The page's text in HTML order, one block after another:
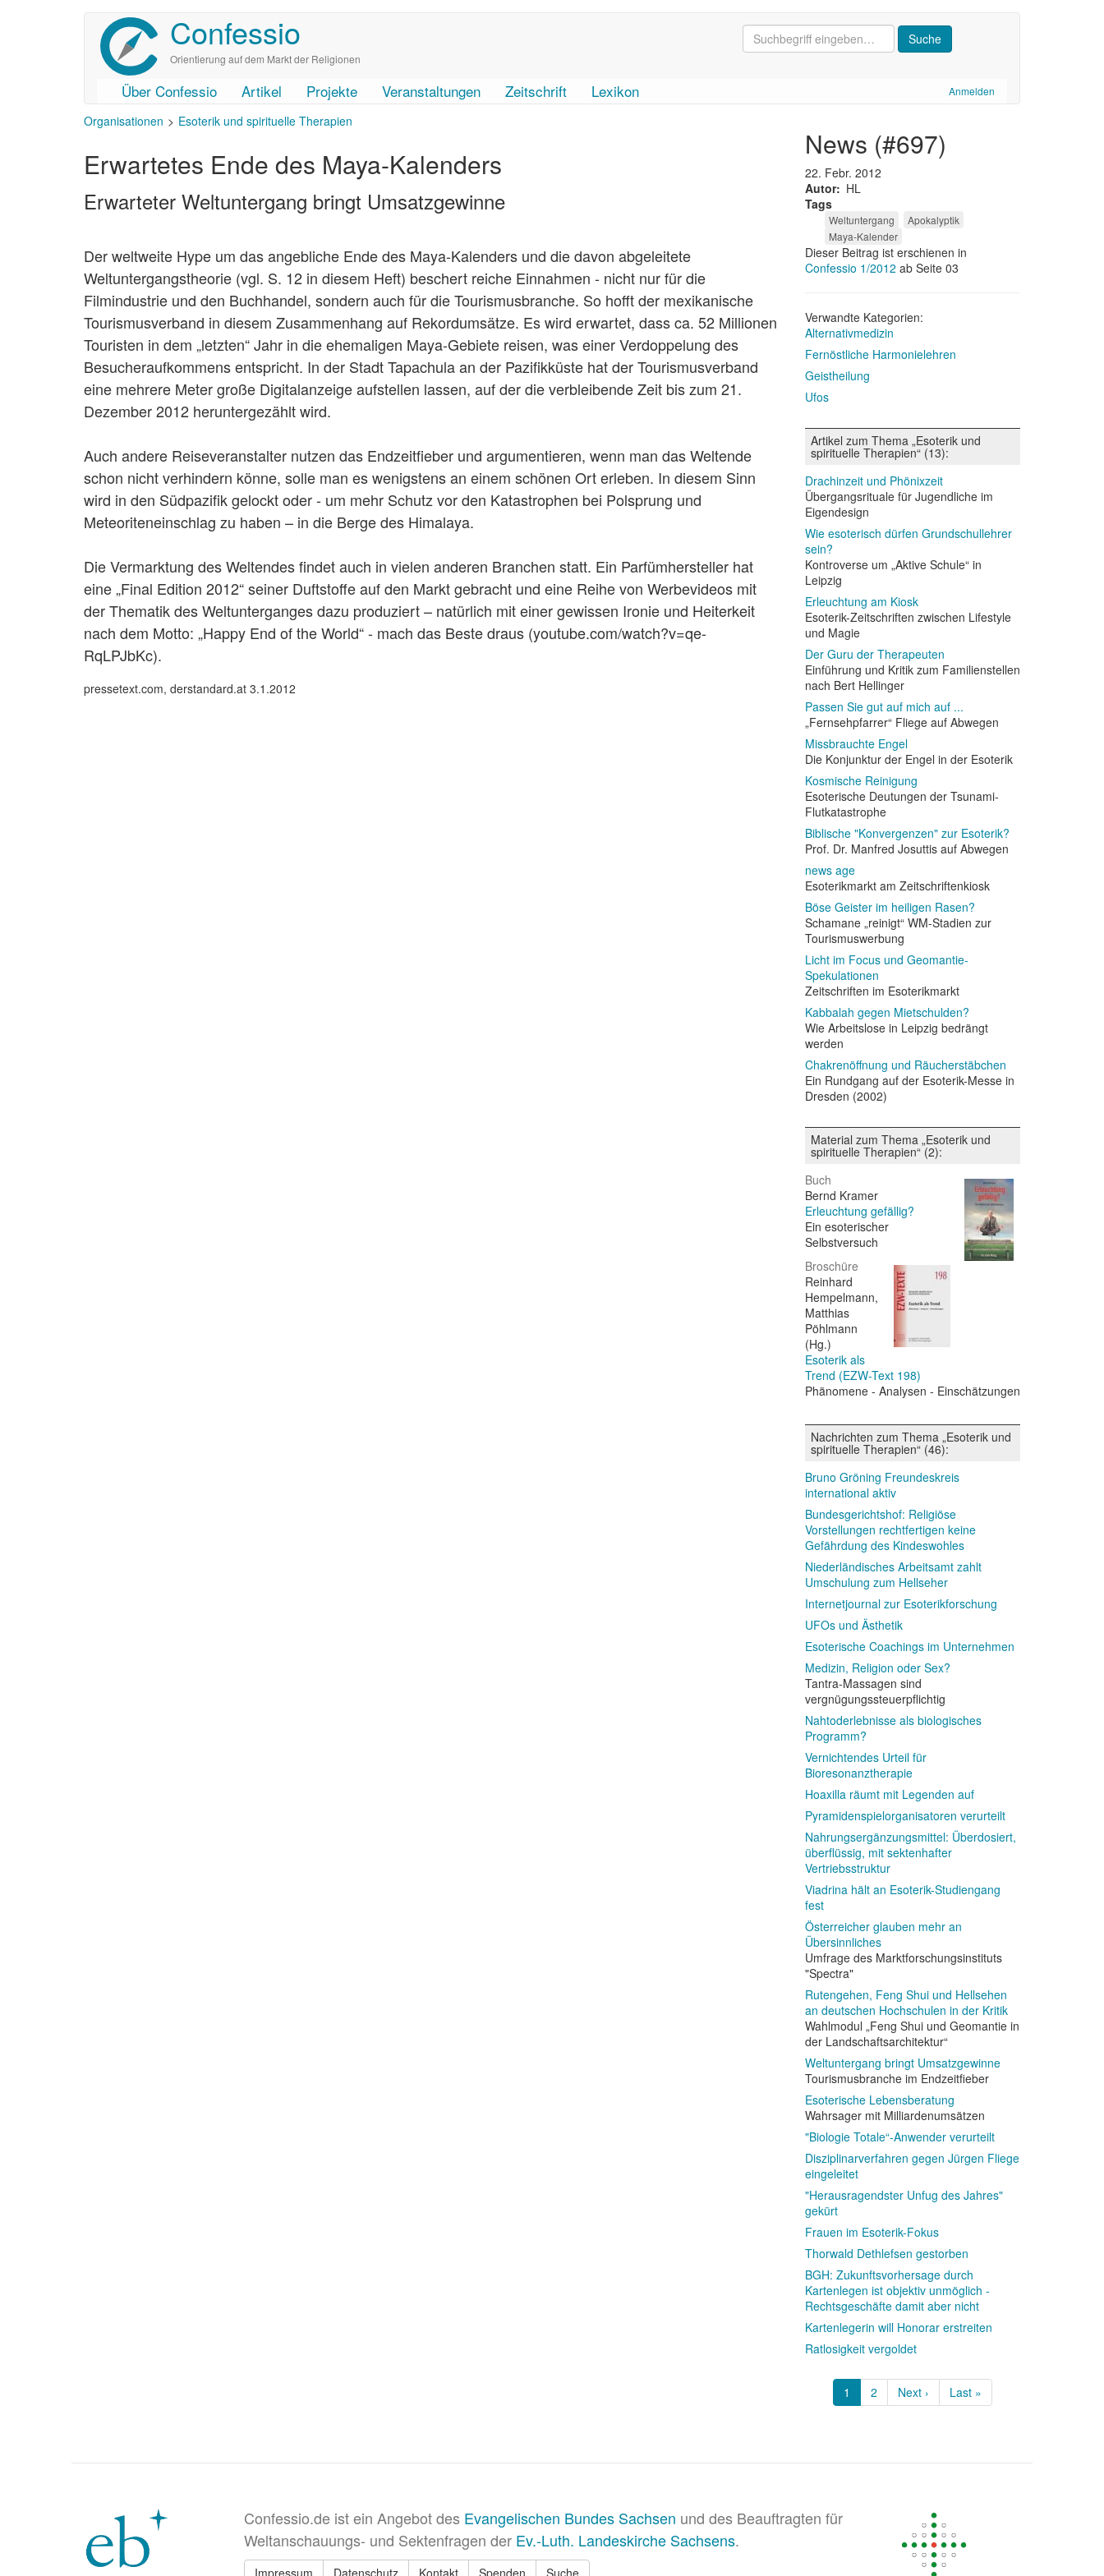
Confessio
Orientierung auf dem Markt der Religionen
User
account
menu
Anmelden
Main
navigation
Über Confessio Artikel Projekte Veranstaltungen Zeitschrift Lexikon
Organisationen Esoterik und spirituelle Therapien
Erwartetes Ende des Maya-Kalenders
Erwarteter Weltuntergang bringt Umsatzgewinne
Der weltweite Hype um das angebliche Ende des Maya-Kalenders und die davon abgeleitete
Weltuntergangstheorie (vgl. S. 12 in diesem Heft) beschert reiche Einnahmen - nicht nur für die
Filmindustrie und den Buchhandel, sondern auch für die Tourismusbranche. So hofft der mexikanische
Tourismusverband in diesem Zusammenhang auf Rekordumsätze. Es wird erwartet, dass ca. 52 Millionen
Touristen in dem „letzten“ Jahr in die ehemaligen Maya-Gebiete reisen, was einer Verdoppelung des
Besucheraufkommens entspricht. In der Stadt Tapachula an der Pazifikküste hat der Tourismusverband
eine mehrere Meter große Digitalanzeige aufstellen lassen, auf der die verbleibende Zeit bis zum 21.
Dezember 2012 heruntergezählt wird.
Auch andere Reiseveranstalter nutzen das Endzeitfieber und argumentieren, wenn man das Weltende
schon nicht verhindern könne, solle man es wenigstens an einem schönen Ort erleben. In diesem Sinn
wird in den Südpazifik gelockt oder - um mehr Schutz vor den Katastrophen bei Polsprung und
Meteoriteneinschlag zu haben – in die Berge des Himalaya.
Die Vermarktung des Weltendes findet auch in vielen anderen Branchen statt. Ein Parfümhersteller hat
eine „Final Edition 2012“ seiner Duftstoffe auf den Markt gebracht und eine Reihe von Werbevideos mit
der Thematik des Weltunterganges dazu produziert – natürlich mit einer gewissen Ironie und Heiterkeit
nach dem Motto: „Happy End of the World“ - mach das Beste draus (youtube.com/watch?v=qe-
RqLPJbKc).
pressetext.com, derstandard.at 3.1.2012
news (#697)
22. Febr. 2012
Autor
HL
Tags
Weltuntergang
Apokalyptik
Maya-Kalender
Dieser Beitrag ist erschienen in
Confessio 1/2012 ab Seite 03
Verwandte Kategorien:
Alternativmedizin
Fernöstliche Harmonielehren
Geistheilung
Ufos
Artikel zum Thema „Esoterik und
spirituelle Therapien“ (13):
Drachinzeit und Phönixzeit
Übergangsrituale für Jugendliche im
Eigendesign
Wie esoterisch dürfen Grundschullehrer
sein?
Kontroverse um „Aktive Schule“ in
Leipzig
Erleuchtung am Kiosk
Esoterik-Zeitschriften zwischen Lifestyle
und Magie
Der Guru der Therapeuten
Einführung und Kritik zum Familienstellen
nach Bert Hellinger
Passen Sie gut auf mich auf ...
„Fernsehpfarrer“ Fliege auf Abwegen
Missbrauchte Engel
Die Konjunktur der Engel in der Esoterik
Kosmische Reinigung
Esoterische Deutungen der Tsunami-
Flutkatastrophe
Biblische "Konvergenzen" zur Esoterik?
Prof. Dr. Manfred Josuttis auf Abwegen
news age
Esoterikmarkt am Zeitschriftenkiosk
Böse Geister im heiligen Rasen?
Schamane „reinigt“ WM-Stadien zur
Tourismuswerbung
Licht im Focus und Geomantie-
Spekulationen
Zeitschriften im Esoterikmarkt
Kabbalah gegen Mietschulden?
Wie Arbeitslose in Leipzig bedrängt
werden
Chakrenöffnung und Räucherstäbchen
Ein Rundgang auf der Esoterik-Messe in
Dresden (2002)
Material zum Thema „Esoterik und
spirituelle Therapien“ (2):
Buch
Bernd Kramer
Erleuchtung gefällig?
Ein esoterischer
Selbstversuch
Broschüre
Reinhard
Hempelmann,
Matthias
Pöhlmann
(Hg.)
Esoterik als
Trend (EZW-Text 198)
Phänomene - Analysen - Einschätzungen
Nachrichten zum Thema „Esoterik und
spirituelle Therapien“ (46):
Bruno Gröning Freundeskreis
international aktiv
Bundesgerichtshof: Religiöse
Vorstellungen rechtfertigen keine
Gefährdung des Kindeswohles
Niederländisches Arbeitsamt zahlt
Umschulung zum Hellseher
Internetjournal zur Esoterikforschung
UFOs und Ästhetik
Esoterische Coachings im Unternehmen
Medizin, Religion oder Sex?
Tantra-Massagen sind
vergnügungssteuerpflichtig
Nahtoderlebnisse als biologisches
Programm?
Vernichtendes Urteil für
Bioresonanztherapie
Hoaxilla räumt mit Legenden auf
Pyramidenspielorganisatoren verurteilt
Nahrungsergänzungsmittel: Überdosiert,
überflüssig, mit sektenhafter
Vertriebsstruktur
Viadrina hält an Esoterik-Studiengang
fest
Österreicher glauben mehr an
Übersinnliches
Umfrage des Marktforschungsinstituts
"Spectra"
Rutengehen, Feng Shui und Hellsehen
an deutschen Hochschulen in der Kritik
Wahlmodul „Feng Shui und Geomantie in
der Landschaftsarchitektur“
Weltuntergang bringt Umsatzgewinne
Tourismusbranche im Endzeitfieber
Esoterische Lebensberatung
Wahrsager mit Milliardenumsätzen
"Biologie Totale“-Anwender verurteilt
Disziplinarverfahren gegen Jürgen Fliege
eingeleitet
"Herausragendster Unfug des Jahres"
gekürt
Frauen im Esoterik-Fokus
Thorwald Dethlefsen gestorben
BGH: Zukunftsvorhersage durch
Kartenlegen ist objektiv unmöglich -
Rechtsgeschäfte damit aber nicht
Kartenlegerin will Honorar erstreiten
Ratlosigkeit vergoldet
Seitennummerierung
Aktuelle
Seite
1 Page
2
Nächste
Seite
Next ›
Letzte
Seite
Last »
Confessio.de ist ein Angebot des Evangelischen Bundes Sachsen und des Beauftragten für
Weltanschauungs- und Sektenfragen der Ev.-Luth. Landeskirche Sachsens.
Impressum Datenschutz Kontakt Spenden Suche